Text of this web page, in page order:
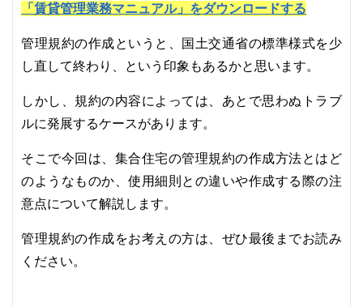
「賃貸管理業務マニュアル」をダウンロードする
管理規約の作成というと、国土交通省の標準様式を少
し直して終わり、という印象もあるかと思います。
しかし、規約の内容によっては、あとで思わぬトラブ
ルに発展するケースがあります。
そこで今回は、集合住宅の管理規約の作成方法とはど
のようなものか、使用細則との違いや作成する際の注
意点について解説します。
管理規約の作成をお考えの方は、ぜひ最後までお読み
ください。